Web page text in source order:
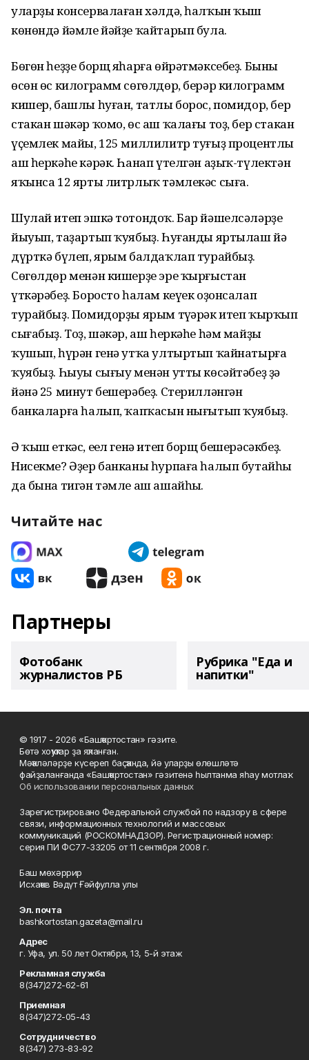
уларҙы консервалаған хәлдә, һалҡын ҡыш
көнөндә йәмле йәйҙе ҡайтарып була.
Бөгөн һеҙҙе борщ яһарға өйрәтмәксебеҙ. Бының
өсөн өс килограмм сөгөлдөр, берәр килограмм
кишер, башлы һуған, татлы борос, помидор, бер
стакан шәкәр ҡомо, өс аш ҡалағы тоҙ, бер стакан
үҫемлек майы, 125 миллилитр туғыҙ процентлы
аш һеркәһе кәрәк. Һанап үтелгән аҙыҡ-түлектән
яҡынса 12 ярты литрлыҡ тәмлекәс сыға.
Шулай итеп эшкә тотондоҡ. Бар йәшелсәләрҙе
йыуып, таҙартып ҡуябыҙ. Һуғанды яртылаш йә
дүрткә бүлеп, ярым балдаҡлап турайбыҙ.
Сөгөлдөр менән кишерҙе эре ҡырғыстан
үткәрәбеҙ. Боросто һалам кеүек оҙонсалап
турайбыҙ. Помидорҙы ярым түңәрәк итеп ҡырҡып
сығабыҙ. Тоҙ, шәкәр, аш һеркәһе һәм майҙы
ҡушып, һүрән генә утҡа ултыртып ҡайнатырға
ҡуябыҙ. Һыуы сығыу менән утты көсәйтәбеҙ ҙә
йәнә 25 минут бешерәбеҙ. Стерилләнгән
банкаларға һалып, ҡапҡасын нығытып ҡуябыҙ.
Ә ҡыш еткәс, еңел генә итеп борщ бешерәсәкбеҙ.
Нисекме? Әҙер банканы һурпаға һалып бутайһың
да бына тигән тәмле аш ашайһың.
Читайте нас
Партнеры
Фотобанк
журналистов РБ
Рубрика "Еда и
напитки"
© 1917 - 2026 «Башҡортостан» гәзите.
Бөтә хоҡуҡтар ҙа яҡланған.
Мәҡәләләрҙе күсереп баҫҡанда, йә уларҙы өлөшләтә
файҙаланғанда «Башҡортостан» гәзитенә һылтанма яһау мотлаҡ.
Об использовании персональных данных
Зарегистрировано Федеральной службой по надзору в сфере
связи, информационных технологий и массовых
коммуникаций (РОСКОМНАДЗОР). Регистрационный номер:
серия ПИ ФС77-33205 от 11 сентября 2008 г.
Баш мөхәррир
Исхаҡов Вәдүт Ғәйфулла улы
Эл. почта
bashkortostan.gazeta@mail.ru
Адрес
г. Уфа, ул. 50 лет Октября, 13, 5-й этаж
Рекламная служба
8(347)272-62-61
Приемная
8(347)272-05-43
Сотрудничество
8(347) 273-83-92